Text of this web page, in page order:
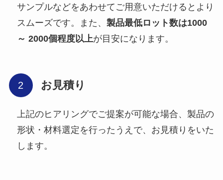
サンプルなどをあわせてご用意いただけるとより
スムーズです。また、 製品最低ロット数は1000
～ 2000個程度以上が目安になります。
お見積り
上記のヒアリングでご提案が可能な場合、製品の
形状・材料選定を行ったうえで、お見積りをいた
します。